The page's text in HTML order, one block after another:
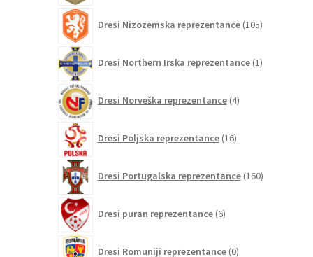
Dresi Nizozemska reprezentance 105izdelkov
Dresi Northern Irska reprezentance 1izdelek
Dresi Norveška reprezentance 4izdelki
Dresi Poljska reprezentance 16izdelkov
Dresi Portugalska reprezentance 160izdelkov
Dresi puran reprezentance 6izdelkov
Dresi Romuniji reprezentance 0